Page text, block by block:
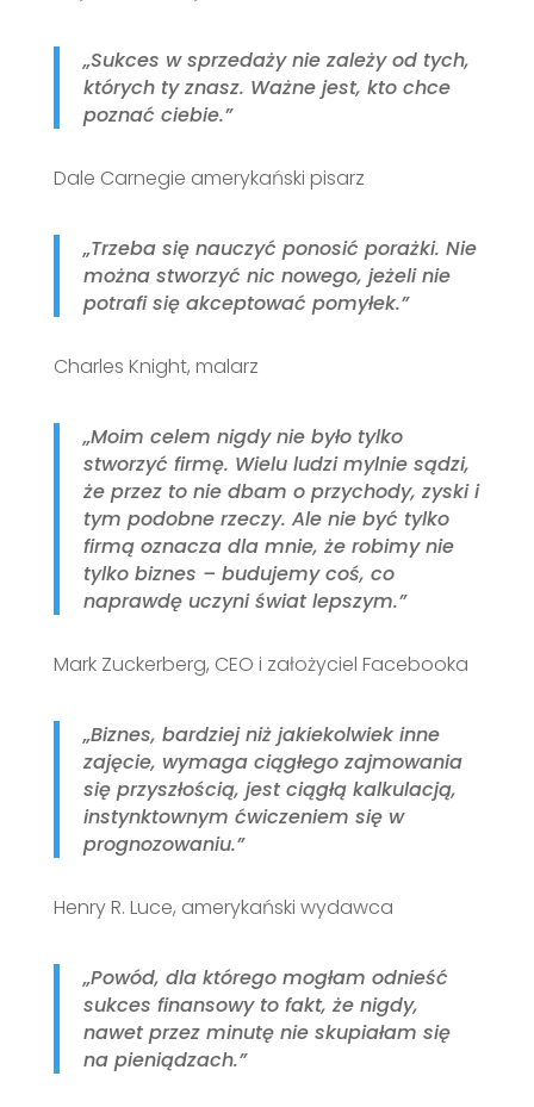
„Sukces w sprzedaży nie zależy od tych,
których ty znasz. Ważne jest, kto chce
poznać ciebie.”
Dale Carnegie amerykański pisarz
„Trzeba się nauczyć ponosić porażki. Nie
można stworzyć nic nowego, jeżeli nie
potrafi się akceptować pomyłek.”
Charles Knight, malarz
„Moim celem nigdy nie było tylko
stworzyć firmę. Wielu ludzi mylnie sądzi,
że przez to nie dbam o przychody, zyski i
tym podobne rzeczy. Ale nie być tylko
firmą oznacza dla mnie, że robimy nie
tylko biznes – budujemy coś, co
naprawdę uczyni świat lepszym.”
Mark Zuckerberg, CEO i założyciel Facebooka
„Biznes, bardziej niż jakiekolwiek inne
zajęcie, wymaga ciągłego zajmowania
się przyszłością, jest ciągłą kalkulacją,
instynktownym ćwiczeniem się w
prognozowaniu.”
Henry R. Luce, amerykański wydawca
„Powód, dla którego mogłam odnieść
sukces finansowy to fakt, że nigdy,
nawet przez minutę nie skupiałam się
na pieniądzach.”